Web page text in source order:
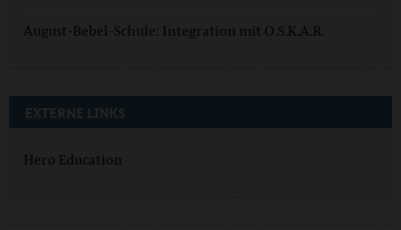
August-Bebel-Schule: Integration mit O.S.K.A.R.
EXTERNE LINKS
Hero Education